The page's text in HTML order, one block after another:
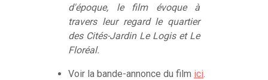
d'époque, le film évoque à
travers leur regard le quartier
des Cités-Jardin Le Logis et Le
Floréal.
Voir la bande-annonce du film ici.